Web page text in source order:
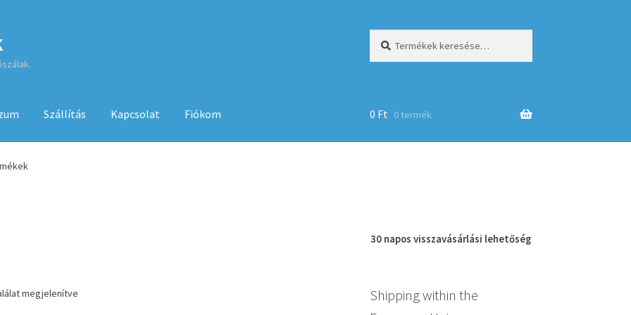
Szállítás Kapcsolat Fiókom
ÁSZF
0 Ft 0 termék
megjelenítve
30 napos visszavásárlási lehetőség
Shipping within the